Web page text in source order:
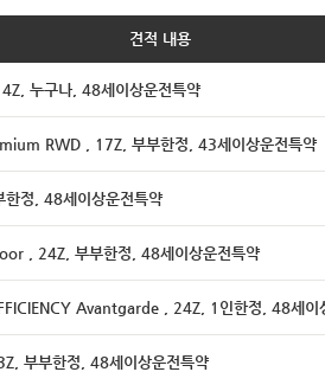
견적 내용
누구나, 48세이상운전특약
RWD , 17Z, 부부한정, 43세이상운전특약
정, 48세이상운전특약
, 24Z, 부부한정, 48세이상운전특약
Avantgarde , 24Z, 1인한정, 48세이
부부한정, 48세이상운전특약